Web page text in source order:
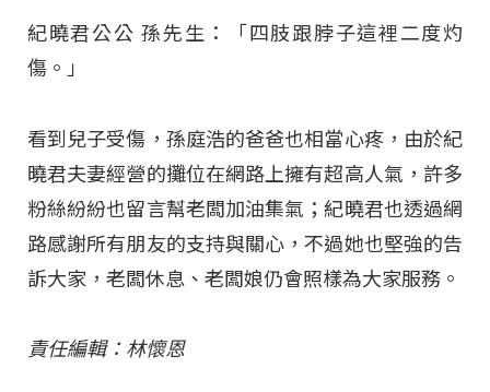
紀曉君公公 孫先生：「四肢跟脖子這裡二度灼
傷。」
看到兒子受傷，孫庭浩的爸爸也相當心疼，由於紀
曉君夫妻經營的攤位在網路上擁有超高人氣，許多
粉絲紛紛也留言幫老闆加油集氣；紀曉君也透過網
路感謝所有朋友的支持與關心，不過她也堅強的告
訴大家，老闆休息、老闆娘仍會照樣為大家服務。
責任編輯：林懷恩